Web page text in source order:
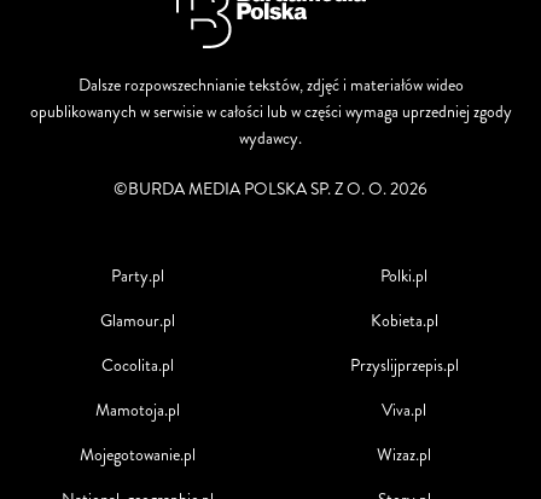
Dalsze rozpowszechnianie tekstów, zdjęć i materiałów wideo
opublikowanych w serwisie w całości lub w części wymaga uprzedniej zgody
wydawcy.
©BURDA MEDIA POLSKA SP. Z O. O. 2026
Party.pl
Glamour.pl
Cocolita.pl
Mamotoja.pl
Mojegotowanie.pl
Polki.pl
Kobieta.pl
Przyslijprzepis.pl
Viva.pl
Wizaz.pl